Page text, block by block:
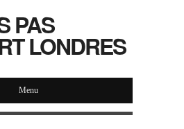
PAS
LONDRES
Menu